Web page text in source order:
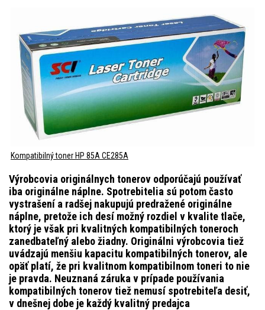
Kompatibilný toner HP 85A CE285A
Výrobcovia originálnych tonerov odporúčajú používať
iba originálne náplne. Spotrebitelia sú potom často
vystrašení a radšej nakupujú predražené originálne
náplne, pretože ich desí možný rozdiel v kvalite tlače,
ktorý je však pri kvalitných kompatibilných toneroch
zanedbateľný alebo žiadny. Originálni výrobcovia tiež
uvádzajú menšiu kapacitu kompatibilných tonerov, ale
opäť platí, že pri kvalitnom kompatibilnom toneri to nie
je pravda. Neuznaná záruka v prípade používania
kompatibilných tonerov tiež nemusí spotrebiteľa desiť,
v dnešnej dobe je každý kvalitný predajca